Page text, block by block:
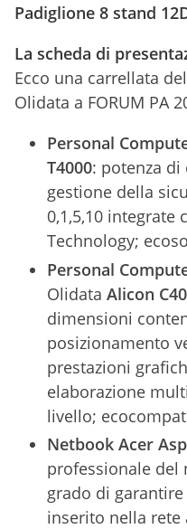
Padiglione 8 stand
La scheda di
Ecco una carrellata
Olidata a FORUM PA
Personal
T4000: potenza di
gestione della
0,1,5,10 integrate
Technology;
Personal
Olidata Alicon
dimensioni
posizionamento
prestazioni
elaborazione
livello;
Netbook Acer
professionale del
grado di
inserito nella rete